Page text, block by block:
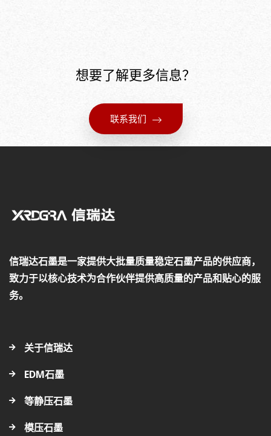
想要了解更多信息？
联系我们
信瑞达石墨是一家提供大批量质量稳定石墨产品的供应商，
致力于以核心技术为合作伙伴提供高质量的产品和贴心的服
务。
关于信瑞达
EDM石墨
等静压石墨
模压石墨